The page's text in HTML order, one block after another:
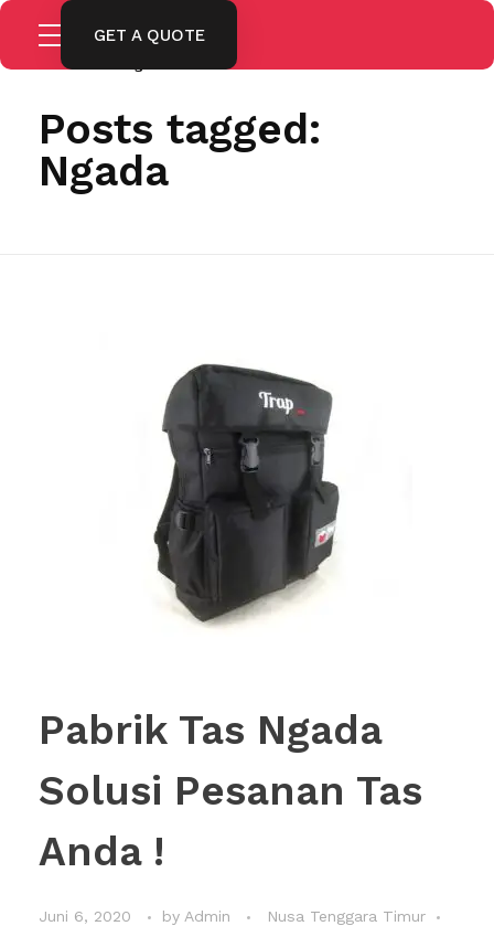
GET A QUOTE
Home
Posts tagged:
Ngada
Pabrik Tas Ngada
Solusi Pesanan Tas
Anda !
Juni 6, 2020 by Admin
Nusa Tenggara Timur